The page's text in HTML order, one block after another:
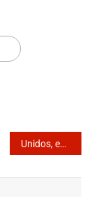
Unidos, educadores listam exigências e ganham prazo com data marcada